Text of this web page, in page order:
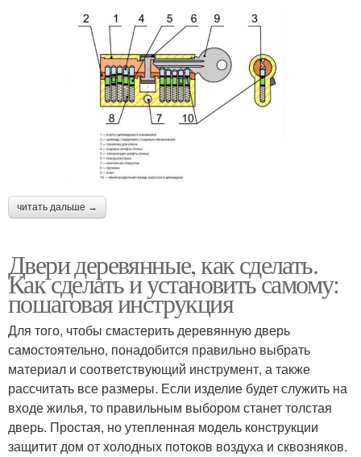
читать дальше →
Двери деревянные, как сделать.
Как сделать и установить самому:
пошаговая инструкция
Для того, чтобы смастерить деревянную дверь
самостоятельно, понадобится правильно выбрать
материал и соответствующий инструмент, а также
рассчитать все размеры. Если изделие будет служить на
входе жилья, то правильным выбором станет толстая
дверь. Простая, но утепленная модель конструкции
защитит дом от холодных потоков воздуха и сквозняков.